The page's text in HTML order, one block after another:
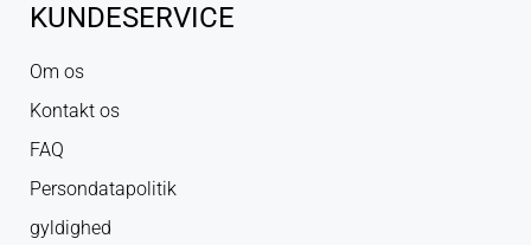
KUNDESERVICE
Om os
Kontakt os
FAQ
Persondatapolitik
gyldighed